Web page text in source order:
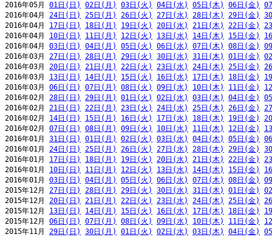
2016年05月 01日(日) 02日(月) 03日(火) 04日(水) 05日(木) 06日(金)
2016年04月 24日(日) 25日(月) 26日(火) 27日(水) 28日(木) 29日(金)
2016年04月 17日(日) 18日(月) 19日(火) 20日(水) 21日(木) 22日(金)
2016年04月 10日(日) 11日(月) 12日(火) 13日(水) 14日(木) 15日(金)
2016年04月 03日(日) 04日(月) 05日(火) 06日(水) 07日(木) 08日(金)
2016年03月 27日(日) 28日(月) 29日(火) 30日(水) 31日(木) 01日(金)
2016年03月 20日(日) 21日(月) 22日(火) 23日(水) 24日(木) 25日(金)
2016年03月 13日(日) 14日(月) 15日(火) 16日(水) 17日(木) 18日(金)
2016年03月 06日(日) 07日(月) 08日(火) 09日(水) 10日(木) 11日(金)
2016年02月 28日(日) 29日(月) 01日(火) 02日(水) 03日(木) 04日(金)
2016年02月 21日(日) 22日(月) 23日(火) 24日(水) 25日(木) 26日(金)
2016年02月 14日(日) 15日(月) 16日(火) 17日(水) 18日(木) 19日(金)
2016年02月 07日(日) 08日(月) 09日(火) 10日(水) 11日(木) 12日(金)
2016年01月 31日(日) 01日(月) 02日(火) 03日(水) 04日(木) 05日(金)
2016年01月 24日(日) 25日(月) 26日(火) 27日(水) 28日(木) 29日(金)
2016年01月 17日(日) 18日(月) 19日(火) 20日(水) 21日(木) 22日(金)
2016年01月 10日(日) 11日(月) 12日(火) 13日(水) 14日(木) 15日(金)
2016年01月 03日(日) 04日(月) 05日(火) 06日(水) 07日(木) 08日(金)
2015年12月 27日(日) 28日(月) 29日(火) 30日(水) 31日(木) 01日(金)
2015年12月 20日(日) 21日(月) 22日(火) 23日(水) 24日(木) 25日(金)
2015年12月 13日(日) 14日(月) 15日(火) 16日(水) 17日(木) 18日(金)
2015年12月 06日(日) 07日(月) 08日(火) 09日(水) 10日(木) 11日(金)
2015年11月 29日(日) 30日(月) 01日(火) 02日(水) 03日(木) 04日(金)